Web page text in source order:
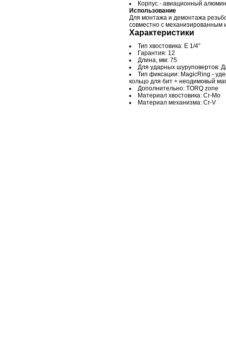
Корпус - авиационный
Использование
Для монтажа и демонтажа
совместно с механизированным
Характеристики
Тип хвостовика: Е 1/4″
Гарантия: 12
Длина, мм: 75
Для ударных шуруповертов:
Тип фиксации: MagicRing -
кольцо для бит + неодимовый
Дополнительно: TORQ zone
Материал хвостовика: Cr-Mo
Материал механизма: Cr-V